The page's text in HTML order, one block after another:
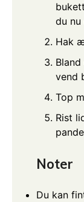
du nu
Hak
vend
Top
Rist
Noter
Du kan